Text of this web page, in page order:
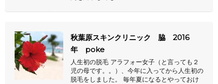
秋葉原スキンクリニック 脇 2016
年 poke
人生初の脱毛 アラフォー女子（と言っても２
児の母です。。）、今年に入ってから人生初の
脱毛をしました。 毎年夏になるとやっておけ